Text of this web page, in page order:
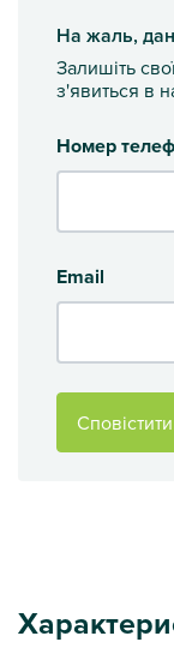
На жаль,
Залишіть
з'явиться в
Номер
Email